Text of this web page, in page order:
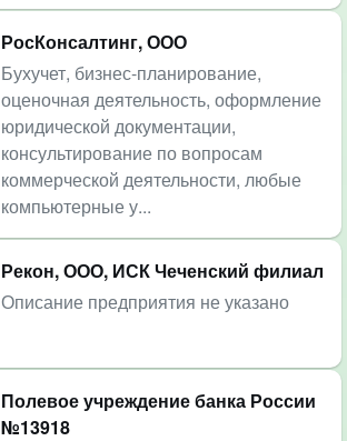
РосКонсалтинг, ООО
Бухучет, бизнес-планирование,
оценочная деятельность, оформление
юридической документации,
консультирование по вопросам
коммерческой деятельности, любые
компьютерные у...
Рекон, ООО, ИСК Чеченский филиал
Описание предприятия не указано
Полевое учреждение банка России
№13918